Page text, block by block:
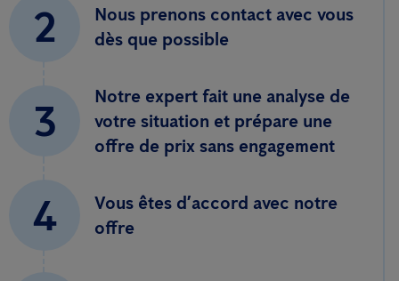
2
Nous prenons contact avec vous
dès que possible
3
Notre expert fait une analyse de
votre situation et prépare une
offre de prix sans engagement
4
Vous êtes d’accord avec notre
offre